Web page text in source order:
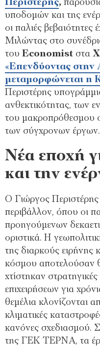
Περιστέρης,
υποδομών και της
οι παλιές βεβαιότητες
Μιλώντας στο
του Economist στα
«Επενδύοντας
μεταμορφώνεται η
Περιστέρης
ανθεκτικότητας, των
του μακροπρόθεσμου
των σύγχρονων έργων.
Νέα εποχή
και την
Ο Γιώργος Περιστέρης
περιβάλλον, όπου οι
προηγούμενων
οριστικά. Η
της διαρκούς ειρήνης
κόσμου αποτελούσαν
χτίστηκαν
επιχειρήσεων για
θεμέλια κλονίζονται
κλιματικές
κανόνες σχεδιασμού.
της ΓΕΚ ΤΕΡΝΑ, τα